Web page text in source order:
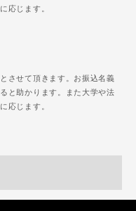
応じます。
させて頂きます。お振込名義
と助かります。また大学や法
応じます。